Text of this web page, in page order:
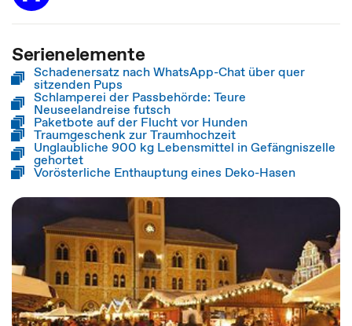
Serienelemente
Schadenersatz nach WhatsApp-Chat über quer
sitzenden Pups
Schlamperei der Passbehörde: Teure
Neuseelandreise futsch
Paketbote auf der Flucht vor Hunden
Traumgeschenk zur Traumhochzeit
Unglaubliche 900 kg Lebensmittel in Gefängniszelle
gehortet
Vorösterliche Enthauptung eines Deko-Hasen